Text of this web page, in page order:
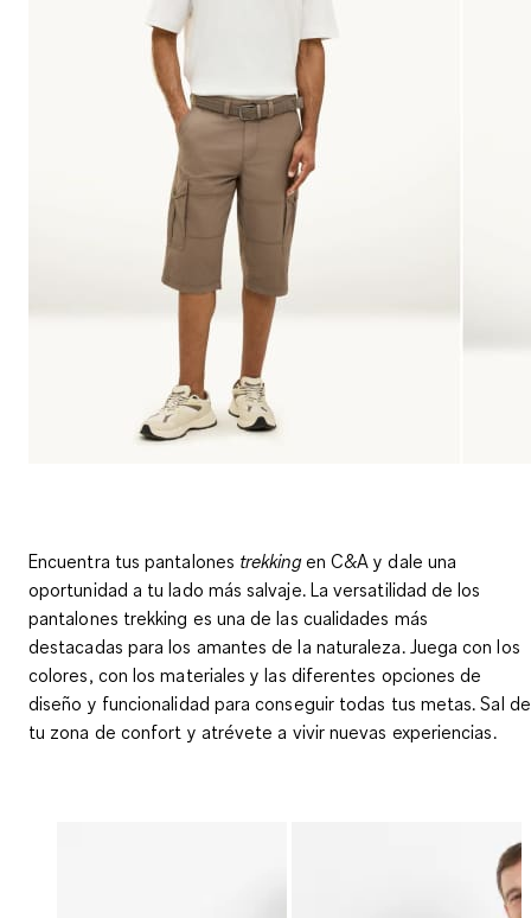
Encuentra tus pantalones trekkingen C&A y dale una
oportunidad a tu lado más salvaje. La versatilidad de los
pantalones trekking es una de las cualidades más
destacadas para los amantes de la naturaleza. Juega con los
colores, con los materiales y las diferentes opciones de
diseño y funcionalidad para conseguir todas tus metas.Sal de
tu zona de confort y atrévete a vivir nuevas experiencias.